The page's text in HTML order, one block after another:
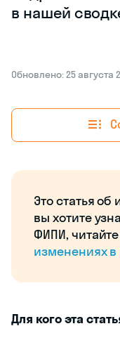
в нашей
Обновлено: 25 августа
Это статья об
вы хотите
ФИПИ,
изменениях в
Для кого эта